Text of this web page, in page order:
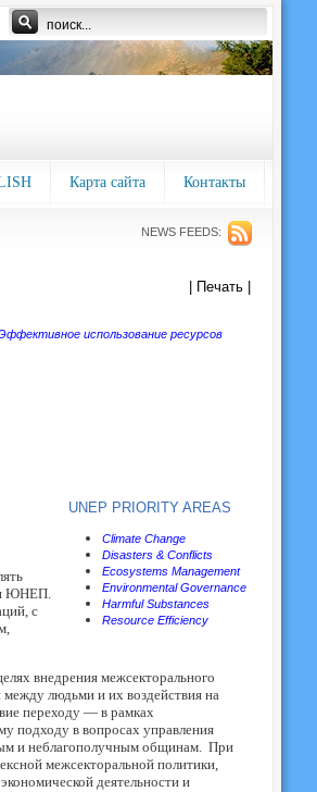
Карта сайта Контакты
NEWS FEEDS:
| Печать |
использование ресурсов
UN EP PRIORITY AREAS
Climate Change
Disasters & Conflicts
Ecosystems Management
Environmental Governance
Harmful Substances
Resource Efficiency
ЮНЕП.
с
внедрения межсекторального
людьми и их воздействия на
переходу — в рамках
подходу в вопросах управления
и неблагополучным общинам. При
межсекторальной политики,
деятельности и